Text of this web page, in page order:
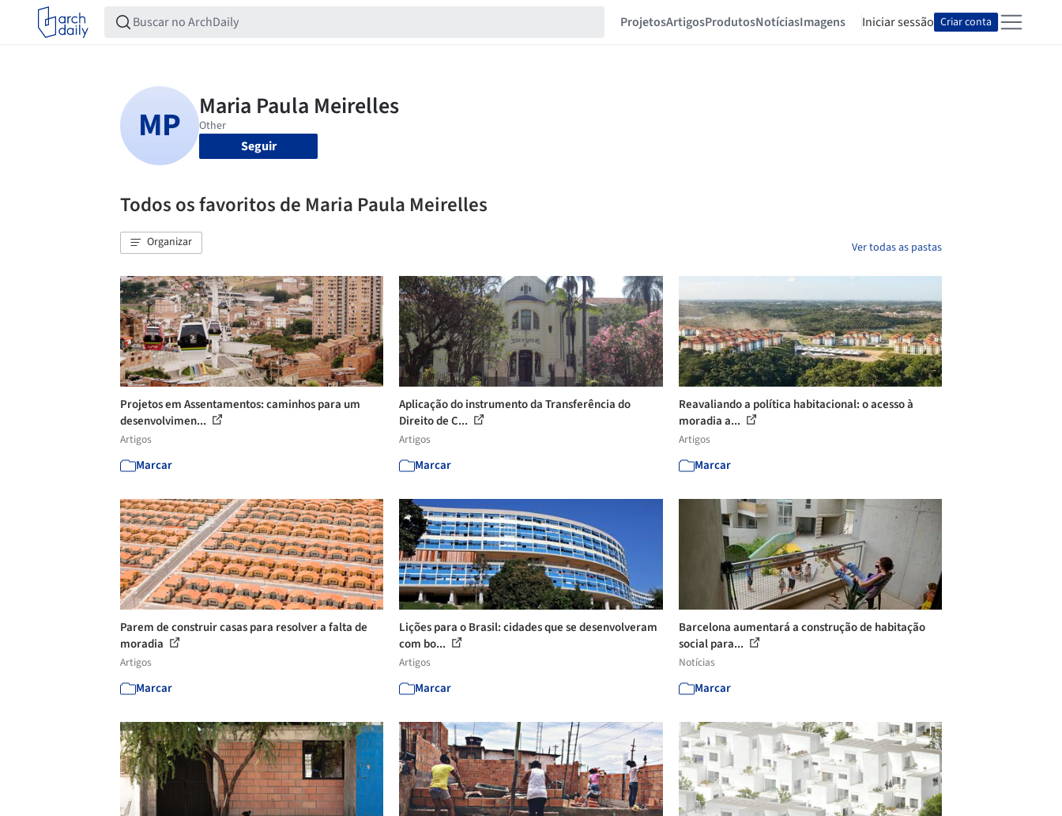
ProjetosArtigosProdutosNotíciasImagens Iniciar sessão Criar conta
Seguir
Todos os favoritos de Maria Paula Meirelles
Organizar Ver todas as pastas
Projetos em Assentamentos: caminhos para um
desenvolvimen...
Artigos
Marcar
Aplicação do instrumento da Transferência do
Direito de C...
Artigos
Marcar
Reavaliando a política habitacional: o acesso à
moradia a...
Artigos
Marcar
Parem de construir casas para resolver a falta de
moradia
Artigos
Marcar
Lições para o Brasil: cidades que se desenvolveram
com bo...
Artigos
Marcar
Barcelona aumentará a construção de habitação
social para...
Notícias
Marcar